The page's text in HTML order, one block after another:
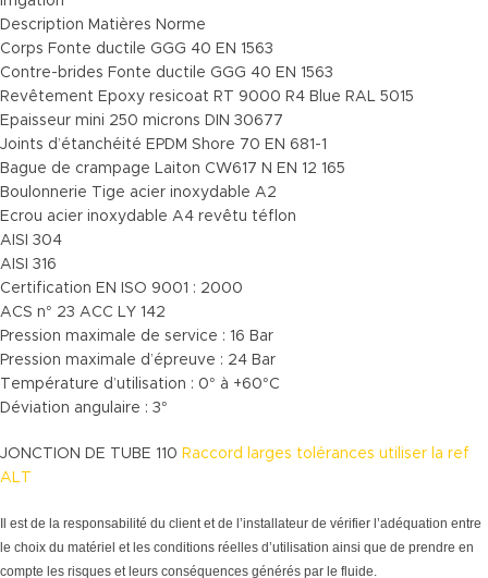
Description Matières Norme
Corps Fonte ductile GGG 40 EN 1563
Contre-brides Fonte ductile GGG 40 EN 1563
Revêtement Epoxy resicoat RT 9000 R4 Blue RAL 5015
Epaisseur mini 250 microns DIN 30677
Joints d’étanchéité EPDM Shore 70 EN 681-1
Bague de crampage Laiton CW617 N EN 12 165
Boulonnerie Tige acier inoxydable A2
Ecrou acier inoxydable A4 revêtu téflon
AISI 304
AISI 316
Certification EN ISO 9001 : 2000
ACS n° 23 ACC LY 142
Pression maximale de service : 16 Bar
Pression maximale d’épreuve : 24 Bar
Température d’utilisation : 0° à +60°C
Déviation angulaire : 3°
JONCTION DE TUBE 110 Raccord larges tolérances utiliser la ref
ALT
Il est de la responsabilité du client et de l’installateur de vérifier l’adéquation entre
le choix du matériel et les conditions réelles d’utilisation ainsi que de prendre en
compte les risques et leurs conséquences générés par le fluide.